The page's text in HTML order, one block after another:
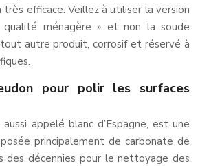
efficace. Veillez à utiliser la version
qualité ménagère » et non la soude
autre produit, corrosif et réservé à
pour polir les surfaces
aussi appelé blanc d’Espagne, est une
principalement de carbonate de
des décennies pour le nettoyage des